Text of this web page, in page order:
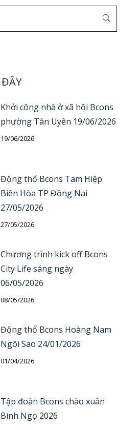
ĐÂY
Khởi công nhà ở xã hội Bcons
phường Tân Uyên 19/06/2026
19/06/2026
Động thổ Bcons Tam Hiệp
Biên Hòa TP Đồng Nai
27/05/2026
27/05/2026
Chương trình kick off Bcons
City Life sáng ngày
06/05/2026
08/05/2026
Động thổ Bcons Hoàng Nam
Ngôi Sao 24/01/2026
01/04/2026
Tập đoàn Bcons chào xuân
Bính Ngọ 2026